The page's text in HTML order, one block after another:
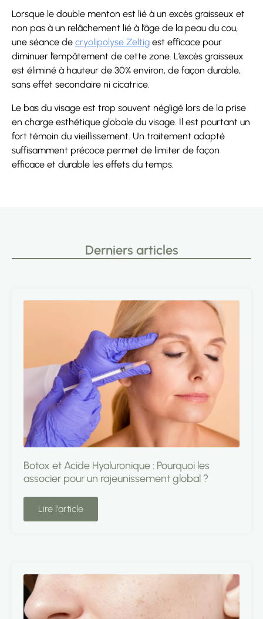
Lorsque le double menton est lié à un excès graisseux et
non pas à un relâchement lié à l’âge de la peau du cou,
une séance de cryolipolyse Zeltig est efficace pour
diminuer l’empâtement de cette zone. L’excès graisseux
est éliminé à hauteur de 30% environ, de façon durable,
sans effet secondaire ni cicatrice.
Le bas du visage est trop souvent négligé lors de la prise
en charge esthétique globale du visage. Il est pourtant un
fort témoin du vieillissement. Un traitement adapté
suffisamment précoce permet de limiter de façon
efficace et durable les effets du temps.
Derniers articles
Botox et Acide Hyaluronique : Pourquoi les
associer pour un rajeunissement global ?
Lire l'article